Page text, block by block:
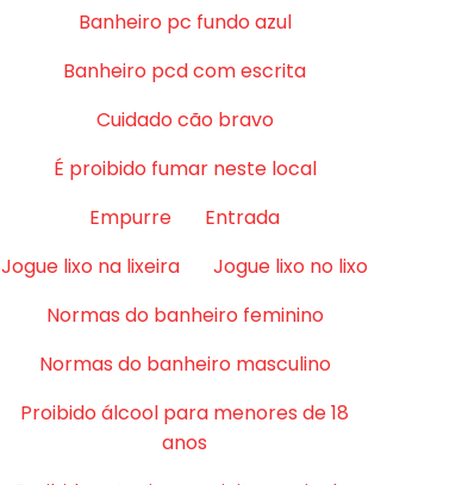
Banheiro pc fundo azul
Banheiro pcd com escrita
Cuidado cão bravo
É proibido fumar neste local
Empurre
Entrada
Jogue lixo na lixeira
Jogue lixo no lixo
Normas do banheiro feminino
Normas do banheiro masculino
Proibido álcool para menores de 18
anos